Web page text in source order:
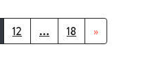
12 ... 18 »